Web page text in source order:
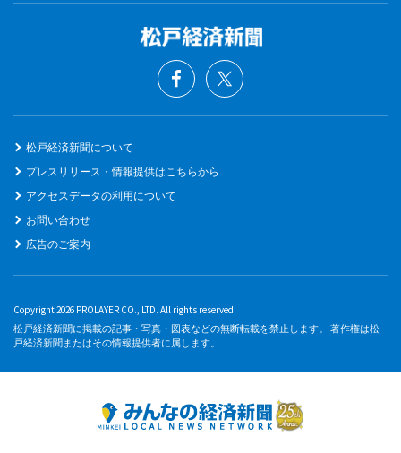
松戸経済新聞について
プレスリリース・情報提供はこちらから
アクセスデータの利用について
お問い合わせ
広告のご案内
Copyright 2026 PROLAYER CO., LTD. All rights reserved.
松戸経済新聞に掲載の記事・写真・図表などの無断転載を禁止します。 著作権は松
戸経済新聞またはその情報提供者に属します。